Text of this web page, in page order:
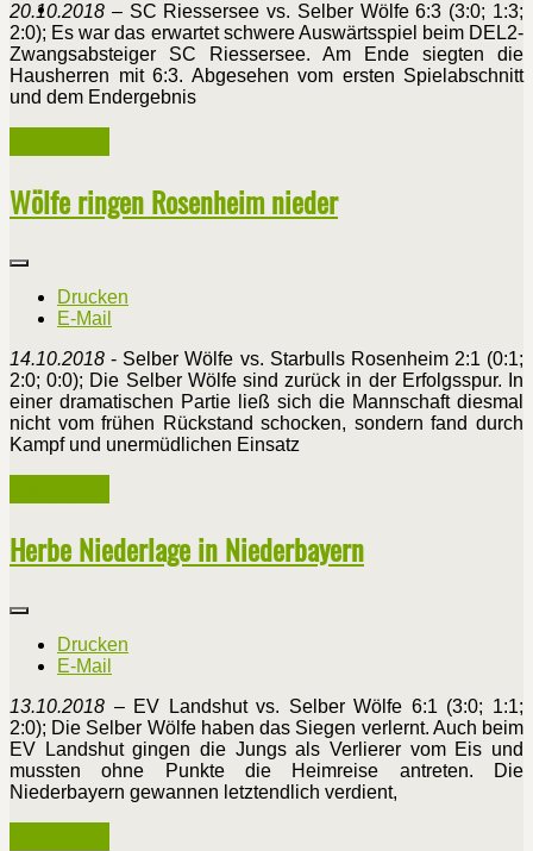
20.10.2018 – SC Riessersee vs. Selber Wölfe 6:3 (3:0; 1:3;
2:0); Es war das erwartet schwere Auswärtsspiel beim DEL2-
Zwangsabsteiger SC Riessersee. Am Ende siegten die
Hausherren mit 6:3. Abgesehen vom ersten Spielabschnitt
und dem Endergebnis
Wölfe ringen Rosenheim nieder
Drucken
E-Mail
14.10.2018 - Selber Wölfe vs. Starbulls Rosenheim 2:1 (0:1;
2:0; 0:0); Die Selber Wölfe sind zurück in der Erfolgsspur. In
einer dramatischen Partie ließ sich die Mannschaft diesmal
nicht vom frühen Rückstand schocken, sondern fand durch
Kampf und unermüdlichen Einsatz
Herbe Niederlage in Niederbayern
Drucken
E-Mail
13.10.2018 – EV Landshut vs. Selber Wölfe 6:1 (3:0; 1:1;
2:0); Die Selber Wölfe haben das Siegen verlernt. Auch beim
EV Landshut gingen die Jungs als Verlierer vom Eis und
mussten ohne Punkte die Heimreise antreten. Die
Niederbayern gewannen letztendlich verdient,